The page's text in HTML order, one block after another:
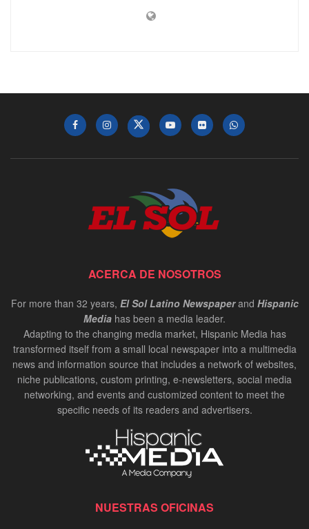
ACERCA DE NOSOTROS
For more than 32 years, El Sol Latino Newspaperand Hispanic
Media has been a media leader.
Adapting to the changing media market, Hispanic Media has
transformed itself from a small local newspaper into a multimedia
news and information source that includes a network of websites,
niche publications, custom printing, e-newsletters, social media
networking, and events and customized content to meet the
specific needs of its readers and advertisers.
NUESTRAS OFICINAS